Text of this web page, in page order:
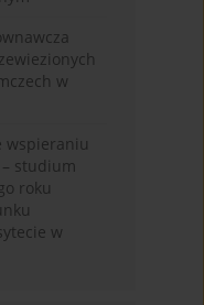
w
wspieraniu
studium
roku
w